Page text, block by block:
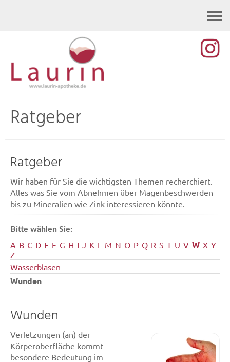
Ratgeber
Ratgeber
Wir haben für Sie die wichtigsten Themen recherchiert.
Alles was Sie vom Abnehmen über Magenbeschwerden
bis zu Mineralien wie Zink interessieren könnte.
Bitte wählen Sie:
A B C D E F G H I J K L M N O P Q R S T U V W X Y
Z
Wasserblasen
Wunden
Wunden
Verletzungen (an) der
Körperoberfläche kommt
besondere Bedeutung im